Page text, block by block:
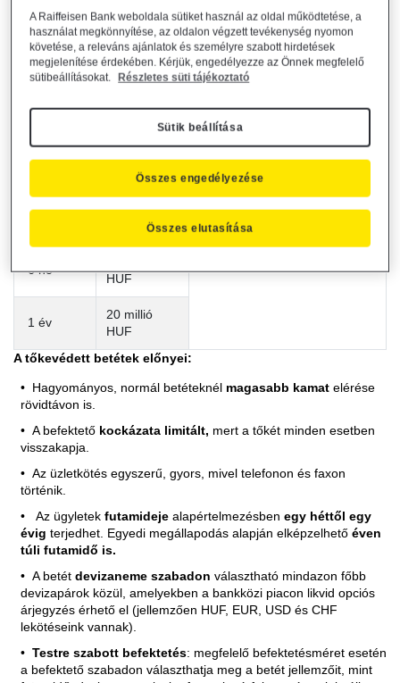
RangeACcrual (továbbiakban RAC) - "naponta sávban
kamatozó"
A tőkevédett betétek minimális induló összege
OT, NT, DNT
1 hó
250 millió
vagy ennek megfelelő egyéb
deviza
3 hó
150 millió
6 hó
HUF
1 év
20 millió
HUF
A tőkevédett betétek előnyei:
Hagyományos, normál betéteknél magasabb kamat elérése
rövidtávon is.
A befektető kockázata limitált, mert a tőkét minden esetben
visszakapja.
Az üzletkötés egyszerű, gyors, mivel telefonon és faxon
történik.
Az ügyletek futamideje alapértelmezésben egy héttől egy
évig terjedhet. Egyedi megállapodás alapján elképzelhető éven
túli futamidő is.
A betét devizaneme szabadon választható mindazon főbb
devizapárok közül, amelyekben a bankközi piacon likvid opciós
árjegyzés érhető el (jellemzően HUF, EUR, USD és CHF
lekötéseink vannak).
Testre szabott befektetés: megfelelő befektetésméret esetén
a befektető szabadon választhatja meg a betét jellemzőit, mint
A Raiffeisen Bank weboldala sütiket használ az oldal működtetése, a
használat megkönnyítése, az oldalon végzett tevékenység nyomon
követése, a releváns ajánlatok és személyre szabott hirdetések
megjelenítése érdekében. Kérjük, engedélyezze az Önnek megfelelő
sütibeállításokat.
Részletes süti tájékoztató
Sütik beállítása
Összes elutasítása
Összes engedélyezése